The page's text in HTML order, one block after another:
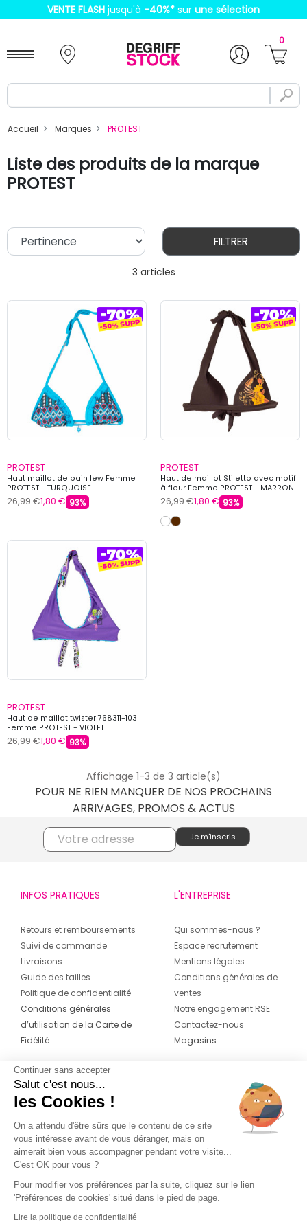
VENTE FLASH jusqu'à -40%* sur une sélection
0
Accueil Marques PROTEST
Liste des produits de la marque
PROTEST
3 articles
FILTRER
PROTEST
Haut maillot de bain lew Femme
PROTEST - TURQUOISE
26,99 €1,80 € 93%
PROTEST
Haut de maillot Stiletto avec motif
à fleur Femme PROTEST - MARRON
26,99 €1,80 € 93%
PROTEST
Haut de maillot twister 768311-103
Femme PROTEST - VIOLET
26,99 €1,80 € 93%
Affichage 1-3 de 3 article(s)
POUR NE RIEN MANQUER DE NOS PROCHAINS
ARRIVAGES, PROMOS & ACTUS
INFOS PRATIQUES
Retours et remboursements
Suivi de commande
Livraisons
Guide des tailles
Politique de confidentialité
Conditions générales
d’utilisation de la Carte de
Fidélité
L'ENTREPRISE
Qui sommes-nous ?
Espace recrutement
Mentions légales
Conditions générales de
ventes
Notre engagement RSE
Contactez-nous
Magasins
CONTACT
04 42 20 78 42
Du lundi au jeudi de 8h30 à 16h30 & le
vendredi de 8h30 à 15h30
Continuer sans accepter
Salut c'est nous...
les Cookies !
On a attendu d'être sûrs que le contenu de ce site
vous intéresse avant de vous déranger, mais on
aimerait bien vous accompagner pendant votre visite...
C'est OK pour vous ?
Pour modifier vos préférences par la suite, cliquez sur le lien
'Préférences de cookies' situé dans le pied de page.
Lire la politique de confidentialité